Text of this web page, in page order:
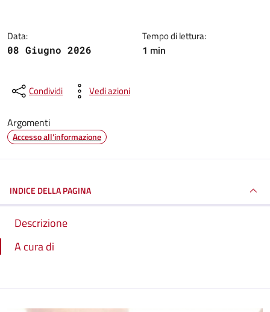
Data:
08 Giugno 2026
Tempo di lettura:
1 min
Condividi Vedi azioni
Argomenti
Accesso all'informazione
INDICE DELLA PAGINA
Descrizione
A cura di